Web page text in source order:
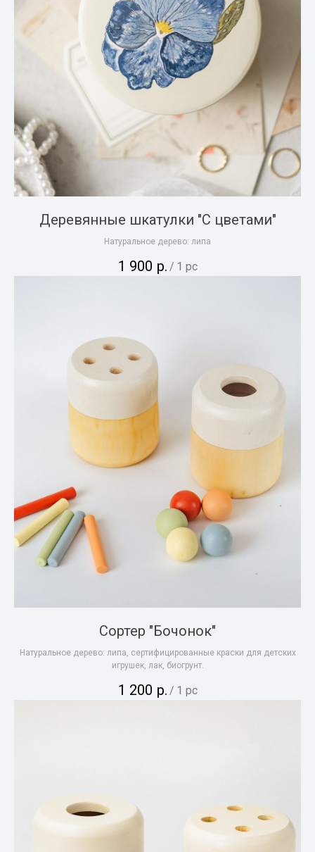
Деревянные шкатулки "С цветами"
Натуральное дерево: липа
1 900 р. / 1 pc
Сортер "Бочонок"
Натуральное дерево: липа, сертифицированные краски для детских
игрушек, лак, биогрунт.
1 200 р. / 1 pc